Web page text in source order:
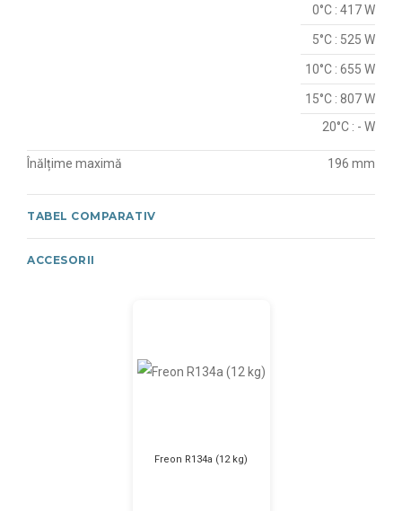
0°C : 417 W
5°C : 525 W
10°C : 655 W
15°C : 807 W
20°C : - W
Înălțime maximă 196 mm
TABEL COMPARATIV
ACCESORII
Freon R134a (12 kg)